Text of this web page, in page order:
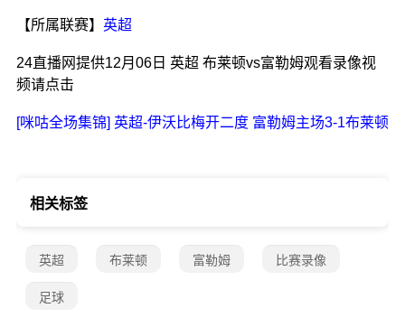
【所属联赛】 英超
24直播网提供12月06日 英超 布莱顿vs富勒姆观看录像视
频请点击
[咪咕全场集锦] 英超-伊沃比梅开二度 富勒姆主场3-1布莱顿
相关标签
英超 布莱顿 富勒姆 比赛录像
足球